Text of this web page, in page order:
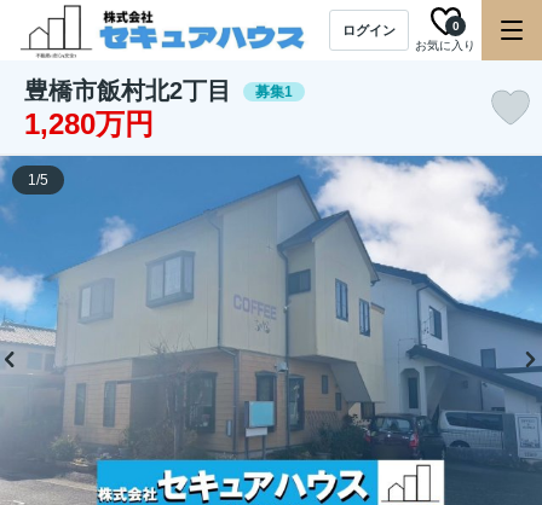
ログイン
お気に入り
0
豊橋市飯村北2丁目 募集1
1,280万円
1/5